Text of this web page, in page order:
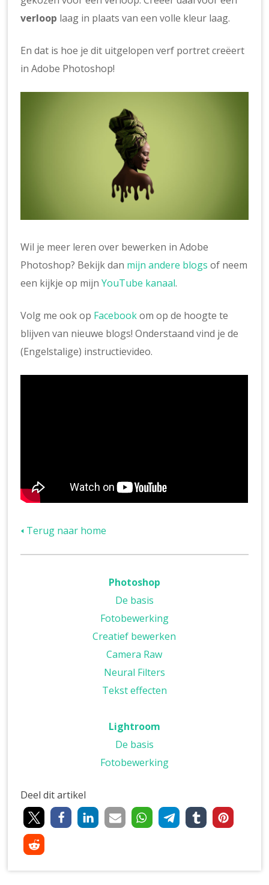
verloop laag in plaats van een volle kleur laag.
En dat is hoe je dit uitgelopen verf portret creëert
in Adobe Photoshop!
Wil je meer leren over bewerken in Adobe
Photoshop? Bekijk dan mijn andere blogs of neem
een kijkje op mijnYouTube kanaal.
Volg me ook op Facebookom op de hoogte te
blijven van nieuwe blogs! Onderstaand vind je de
(Engelstalige) instructievideo.
🢐 Terug naar home
Photoshop
De basis
Fotobewerking
Creatief bewerken
Camera Raw
Neural Filters
Tekst effecten
Lightroom
De basis
Fotobewerking
Deel dit artikel